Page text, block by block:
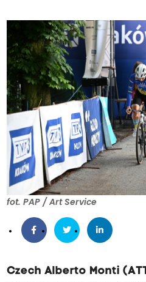
fot. PAP / Art Service
Czech Alberto Monti